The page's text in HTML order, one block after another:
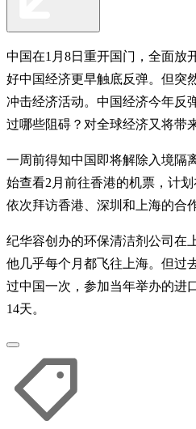
中国在1月8日重开国门，全面放
好中国经济更早触底反弹。但突
冲击经济活动。中国经济今年反
过哪些阻碍？对全球经济又将带
一周前得知中国即将解除入境隔
始查看2月前往香港的机票，计
依次拜访香港、深圳和上海的合
纪华容创办的环保清洁剂公司在
他几乎每个月都飞往上海。但过
过中国一次，参加当年举办的进
14天。